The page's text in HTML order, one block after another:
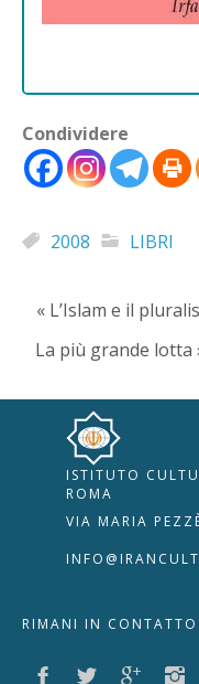
Condividere
2008 LIBRI
« L’Islam e il
La più grande lotta
ISTITUTO
ROMA
VIA MARIA
RIMANI IN CONTATTO
RIPRISTINA
Disattiva Immagini